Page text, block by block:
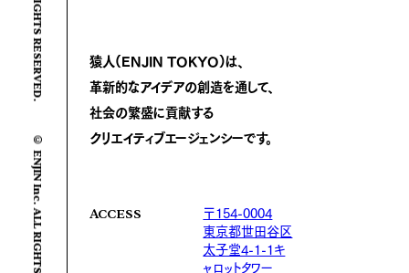
© ENJIN Inc. ALL RIGHTS RESERVED.
猿人(ENJIN TOKYO)は、
革新的なアイデアの創造を通して、
社会の繁盛に貢献する
クリエイティブエージェンシーです。
ACCESS
〒154-0004
東京都世田谷区
太子堂4-1-1キ
ャロットタワー